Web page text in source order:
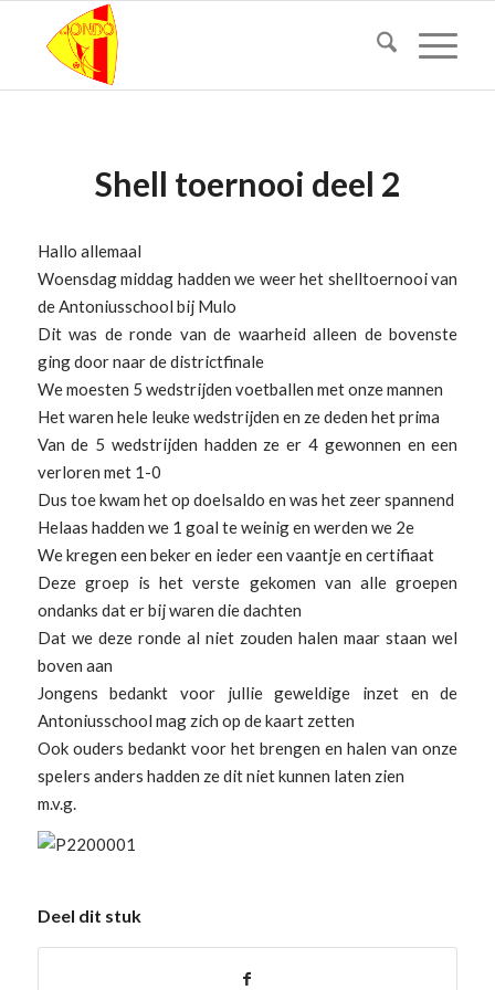
Shell toernooi deel 2
Hallo allemaal
Woensdag middag hadden we weer het shelltoernooi van
de Antoniusschool bij Mulo
Dit was de ronde van de waarheid alleen de bovenste
ging door naar de districtfinale
We moesten 5 wedstrijden voetballen met onze mannen
Het waren hele leuke wedstrijden en ze deden het prima
Van de 5 wedstrijden hadden ze er 4 gewonnen en een
verloren met 1-0
Dus toe kwam het op doelsaldo en was het zeer spannend
Helaas hadden we 1 goal te weinig en werden we 2e
We kregen een beker en ieder een vaantje en certifiaat
Deze groep is het verste gekomen van alle groepen
ondanks dat er bij waren die dachten
Dat we deze ronde al niet zouden halen maar staan wel
boven aan
Jongens bedankt voor jullie geweldige inzet en de
Antoniusschool mag zich op de kaart zetten
Ook ouders bedankt voor het brengen en halen van onze
spelers anders hadden ze dit niet kunnen laten zien
m.v.g.
Deel dit stuk